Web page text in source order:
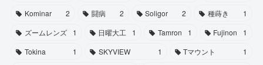
Kominar
2 闘病 2 Soligor 2 種蒔き
1
ズームレンズ
1 日曜大工 1 Tamron 1 Fujinon
1
Tokina
1 SKYVIEW 1 Tマウント
1